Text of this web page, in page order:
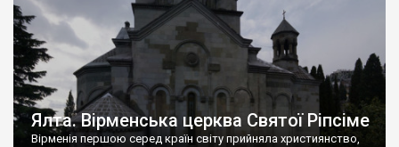
Ялта. Вірменська церква Святої Ріпсіме
Вірменія першою серед країн світу прийняла християнство,